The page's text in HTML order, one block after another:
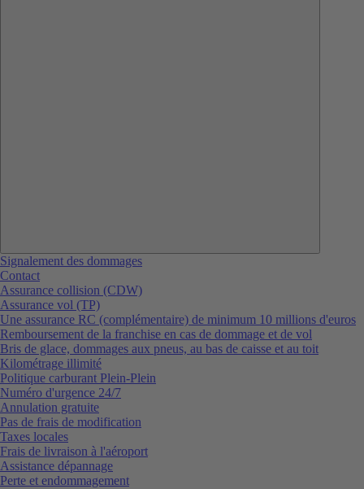
Signalement des dommages
Contact
Assurance collision (CDW)
Assurance vol (TP)
Une assurance RC (complémentaire) de minimum 10 millions d'euros
Remboursement de la franchise en cas de dommage et de vol
Bris de glace, dommages aux pneus, au bas de caisse et au toit
Kilométrage illimité
Politique carburant Plein-Plein
Numéro d'urgence 24/7
Annulation gratuite
Pas de frais de modification
Taxes locales
Frais de livraison à l'aéroport
Assistance dépannage
Perte et endommagement